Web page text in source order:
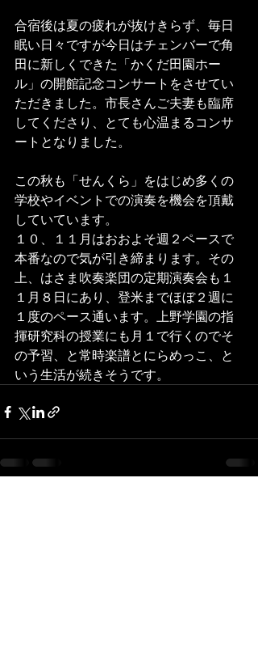
合宿後は夏の疲れが抜けきらず、毎日
眠い日々ですが今日はチェンバーで角
田に新しくできた「かくだ田園ホー
ル」の開館記念コンサートをさせてい
ただきました。市長さんご夫妻も臨席
してくださり、とても心温まるコンサ
ートとなりました。
この秋も「せんくら」をはじめ多くの
学校やイベントでの演奏を機会を頂戴
していています。
１０、１１月はおおよそ週２ペースで
本番なので気が引き締まります。その
上、はさま吹奏楽団の定期演奏会も１
１月８日にあり、登米までほぼ２週に
１度のペース通います。上野学園の指
揮研究科の授業にも月１で行くのでそ
の予習、と常時楽譜とにらめっこ、と
いう生活が続きそうです。